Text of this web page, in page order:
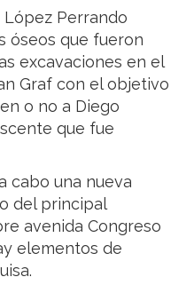
López Perrando
óseos que fueron
excavaciones en el
Graf con el objetivo
o no a Diego
que fue
cabo una nueva
del principal
avenida Congreso
elementos de